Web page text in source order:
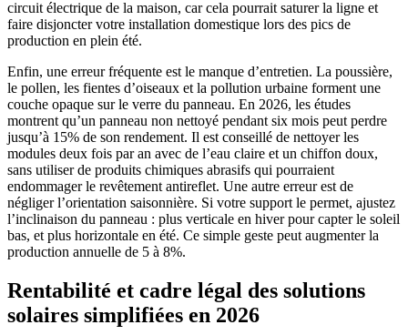
circuit électrique de la maison, car cela pourrait saturer la ligne et
faire disjoncter votre installation domestique lors des pics de
production en plein été.
Enfin, une erreur fréquente est le manque d’entretien. La poussière,
le pollen, les fientes d’oiseaux et la pollution urbaine forment une
couche opaque sur le verre du panneau. En 2026, les études
montrent qu’un panneau non nettoyé pendant six mois peut perdre
jusqu’à 15% de son rendement. Il est conseillé de nettoyer les
modules deux fois par an avec de l’eau claire et un chiffon doux,
sans utiliser de produits chimiques abrasifs qui pourraient
endommager le revêtement antireflet. Une autre erreur est de
négliger l’orientation saisonnière. Si votre support le permet, ajustez
l’inclinaison du panneau : plus verticale en hiver pour capter le soleil
bas, et plus horizontale en été. Ce simple geste peut augmenter la
production annuelle de 5 à 8%.
Rentabilité et cadre légal des solutions
solaires simplifiées en 2026